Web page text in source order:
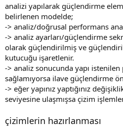
analizi yapılarak güçlendirme
belirlenen modelde;
-> analiz/doğrusal performans
-> analiz ayarları/güçlendirme
olarak güçlendirilmiş ve
kutucuğu işaretlenir.
-> analiz sonucunda yapı
sağlamıyorsa ilave güçlendirme
-> eğer yapınız yaptığınız
seviyesine ulaşmışsa çizim
çizimlerin hazırlanması